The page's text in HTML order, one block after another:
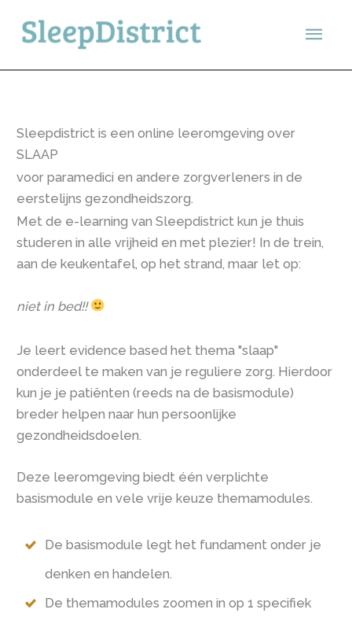
naar
inhoud
Sleepdistrict is een online leeromgeving over
SLAAP
voor paramedici en andere zorgverleners in de
eerstelijns gezondheidszorg.
Met de e-learning van Sleepdistrict kun je thuis
studeren in alle vrijheid en met plezier! In de trein,
aan de keukentafel, op het strand, maar let op:
niet in bed!!
Je leert evidence based het thema "slaap"
onderdeel te maken van je reguliere zorg. Hierdoor
kun je je patiënten (reeds na de basismodule)
breder helpen naar hun persoonlijke
gezondheidsdoelen.
Deze leeromgeving biedt één verplichte
basismodule en vele vrije keuze themamodules.
De basismodule legt het fundament onder je
denken en handelen.
De themamodules zoomen in op 1 specifiek